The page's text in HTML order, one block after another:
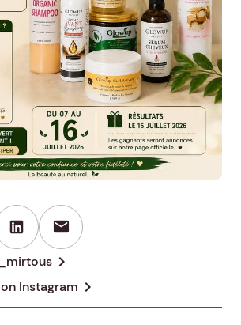
mail
chevron_right
Instagram chevron_right